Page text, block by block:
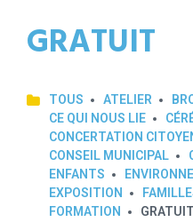
GRATUIT
TOUS ATELIER
CE QUI NOUS LIE
CONCERTATION
CONSEIL MUNICIPAL
ENFANTS
EXPOSITION
FORMATION
GRATUIT